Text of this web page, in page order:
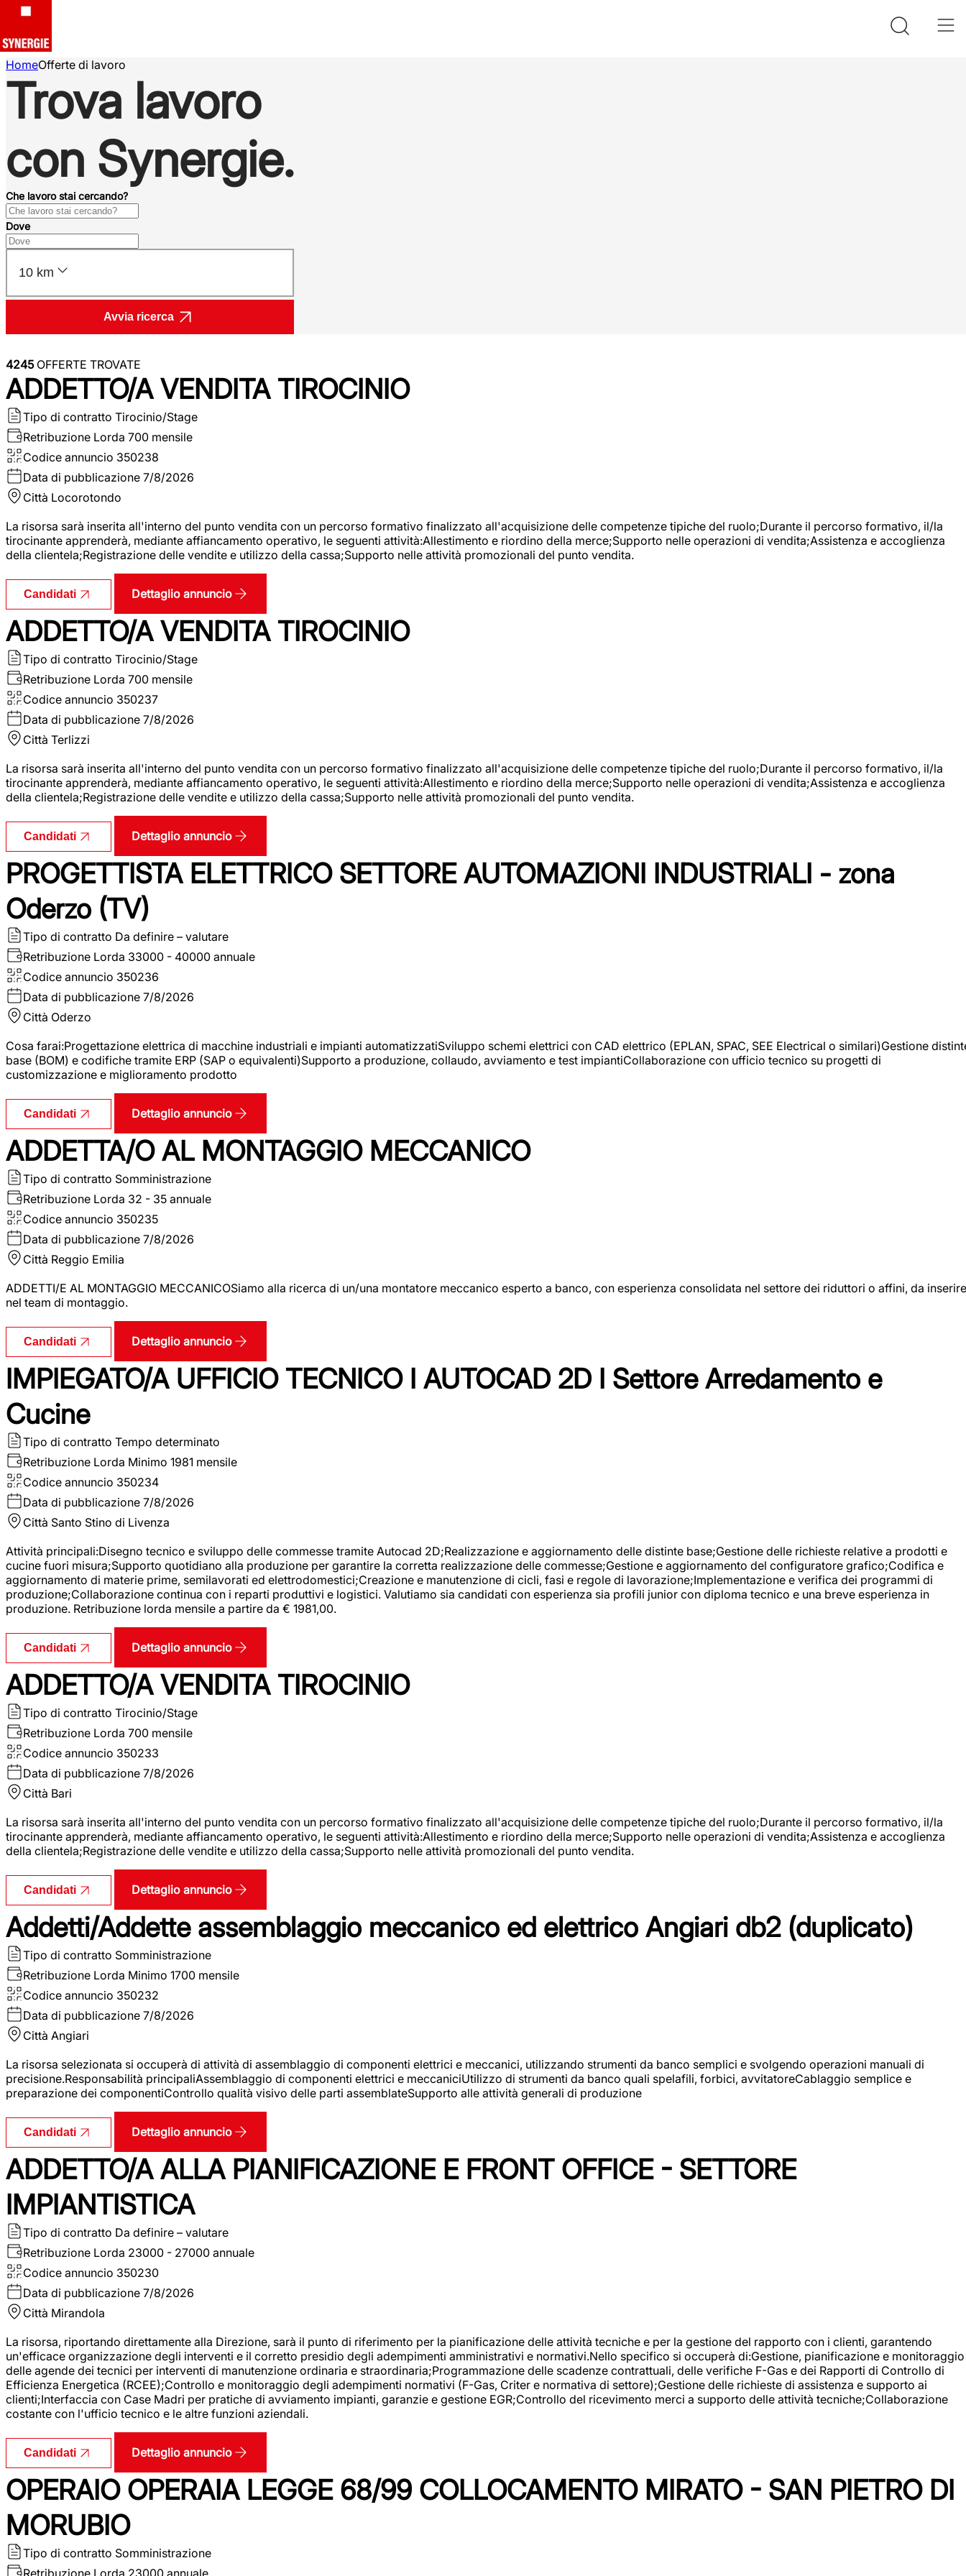
HomeOfferte di lavoro
Trova lavoro
con Synergie.
Che lavoro stai cercando?
Dove
10 km
Avvia ricerca
4245OFFERTE TROVATE
ADDETTO/A VENDITA TIROCINIO
Tipo di contratto Tirocinio/Stage
Retribuzione Lorda 700 mensile
Codice annuncio 350238
Data di pubblicazione 7/8/2026
Città Locorotondo
La risorsa sarà inserita all'interno del punto vendita con un percorso formativo finalizzato all'acquisizione delle competenze tipiche del ruolo;Durante il percorso formativo, il/la
tirocinante apprenderà, mediante affiancamento operativo, le seguenti attività:Allestimento e riordino della merce;Supporto nelle operazioni di vendita;Assistenza e accoglienza
della clientela;Registrazione delle vendite e utilizzo della cassa;Supporto nelle attività promozionali del punto vendita.
Candidati Dettaglio annuncio
ADDETTO/A VENDITA TIROCINIO
Tipo di contratto Tirocinio/Stage
Retribuzione Lorda 700 mensile
Codice annuncio 350237
Data di pubblicazione 7/8/2026
Città Terlizzi
La risorsa sarà inserita all'interno del punto vendita con un percorso formativo finalizzato all'acquisizione delle competenze tipiche del ruolo;Durante il percorso formativo, il/la
tirocinante apprenderà, mediante affiancamento operativo, le seguenti attività:Allestimento e riordino della merce;Supporto nelle operazioni di vendita;Assistenza e accoglienza
della clientela;Registrazione delle vendite e utilizzo della cassa;Supporto nelle attività promozionali del punto vendita.
Candidati Dettaglio annuncio
PROGETTISTA ELETTRICO SETTORE AUTOMAZIONI INDUSTRIALI - zona
Oderzo (TV)
Tipo di contratto Da definire – valutare
Retribuzione Lorda 33000 - 40000 annuale
Codice annuncio 350236
Data di pubblicazione 7/8/2026
Città Oderzo
Cosa farai:Progettazione elettrica di macchine industriali e impianti automatizzatiSviluppo schemi elettrici con CAD elettrico (EPLAN, SPAC, SEE Electrical o similari)Gestione
base (BOM) e codifiche tramite ERP (SAP o equivalenti)Supporto a produzione, collaudo, avviamento e test impiantiCollaborazione con ufficio tecnico su progetti di
customizzazione e miglioramento prodotto
Candidati Dettaglio annuncio
ADDETTA/O AL MONTAGGIO MECCANICO
Tipo di contratto Somministrazione
Retribuzione Lorda 32 - 35 annuale
Codice annuncio 350235
Data di pubblicazione 7/8/2026
Città Reggio Emilia
ADDETTI/E AL MONTAGGIO MECCANICOSiamo alla ricerca di un/una montatore meccanico esperto a banco, con esperienza consolidata nel settore dei riduttori o affini, da inserire
nel team di montaggio.
Candidati Dettaglio annuncio
IMPIEGATO/A UFFICIO TECNICO I AUTOCAD 2D I Settore Arredamento e
Cucine
Tipo di contratto Tempo determinato
Retribuzione Lorda Minimo 1981 mensile
Codice annuncio 350234
Data di pubblicazione 7/8/2026
Città Santo Stino di Livenza
Attività principali:Disegno tecnico e sviluppo delle commesse tramite Autocad 2D;Realizzazione e aggiornamento delle distinte base;Gestione delle richieste relative a prodotti e
cucine fuori misura;Supporto quotidiano alla produzione per garantire la corretta realizzazione delle commesse;Gestione e aggiornamento del configuratore grafico;Codifica e
aggiornamento di materie prime, semilavorati ed elettrodomestici;Creazione e manutenzione di cicli, fasi e regole di lavorazione;Implementazione e verifica dei programmi di
produzione;Collaborazione continua con i reparti produttivi e logistici. Valutiamo sia candidati con esperienza sia profili junior con diploma tecnico e una breve esperienza in
produzione. Retribuzione lorda mensile a partire da € 1981,00.
Candidati Dettaglio annuncio
ADDETTO/A VENDITA TIROCINIO
Tipo di contratto Tirocinio/Stage
Retribuzione Lorda 700 mensile
Codice annuncio 350233
Data di pubblicazione 7/8/2026
Città Bari
La risorsa sarà inserita all'interno del punto vendita con un percorso formativo finalizzato all'acquisizione delle competenze tipiche del ruolo;Durante il percorso formativo, il/la
tirocinante apprenderà, mediante affiancamento operativo, le seguenti attività:Allestimento e riordino della merce;Supporto nelle operazioni di vendita;Assistenza e accoglienza
della clientela;Registrazione delle vendite e utilizzo della cassa;Supporto nelle attività promozionali del punto vendita.
Candidati Dettaglio annuncio
Addetti/Addette assemblaggio meccanico ed elettrico Angiari db2 (duplicato)
Tipo di contratto Somministrazione
Retribuzione Lorda Minimo 1700 mensile
Codice annuncio 350232
Data di pubblicazione 7/8/2026
Città Angiari
La risorsa selezionata si occuperà di attività di assemblaggio di componenti elettrici e meccanici, utilizzando strumenti da banco semplici e svolgendo operazioni manuali di
precisione.Responsabilità principaliAssemblaggio di componenti elettrici e meccaniciUtilizzo di strumenti da banco quali spelafili, forbici, avvitatoreCablaggio semplice e
preparazione dei componentiControllo qualità visivo delle parti assemblateSupporto alle attività generali di produzione
Candidati Dettaglio annuncio
ADDETTO/A ALLA PIANIFICAZIONE E FRONT OFFICE - SETTORE
IMPIANTISTICA
Tipo di contratto Da definire – valutare
Retribuzione Lorda 23000 - 27000 annuale
Codice annuncio 350230
Data di pubblicazione 7/8/2026
Città Mirandola
La risorsa, riportando direttamente alla Direzione, sarà il punto di riferimento per la pianificazione delle attività tecniche e per la gestione del rapporto con i clienti, garantendo
un'efficace organizzazione degli interventi e il corretto presidio degli adempimenti amministrativi e normativi.Nello specifico si occuperà di:Gestione, pianificazione e monitoraggio
delle agende dei tecnici per interventi di manutenzione ordinaria e straordinaria;Programmazione delle scadenze contrattuali, delle verifiche F-Gas e dei Rapporti di Controllo di
Efficienza Energetica (RCEE);Controllo e monitoraggio degli adempimenti normativi (F-Gas, Criter e normativa di settore);Gestione delle richieste di assistenza e supporto ai
clienti;Interfaccia con Case Madri per pratiche di avviamento impianti, garanzie e gestione EGR;Controllo del ricevimento merci a supporto delle attività tecniche;Collaborazione
costante con l'ufficio tecnico e le altre funzioni aziendali.
Candidati Dettaglio annuncio
OPERAIO OPERAIA LEGGE 68/99 COLLOCAMENTO MIRATO - SAN PIETRO DI
MORUBIO
Tipo di contratto Somministrazione
Retribuzione Lorda 23000 annuale